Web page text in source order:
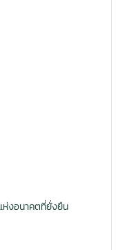
ห่งอนาคตที่ยั่งยืน